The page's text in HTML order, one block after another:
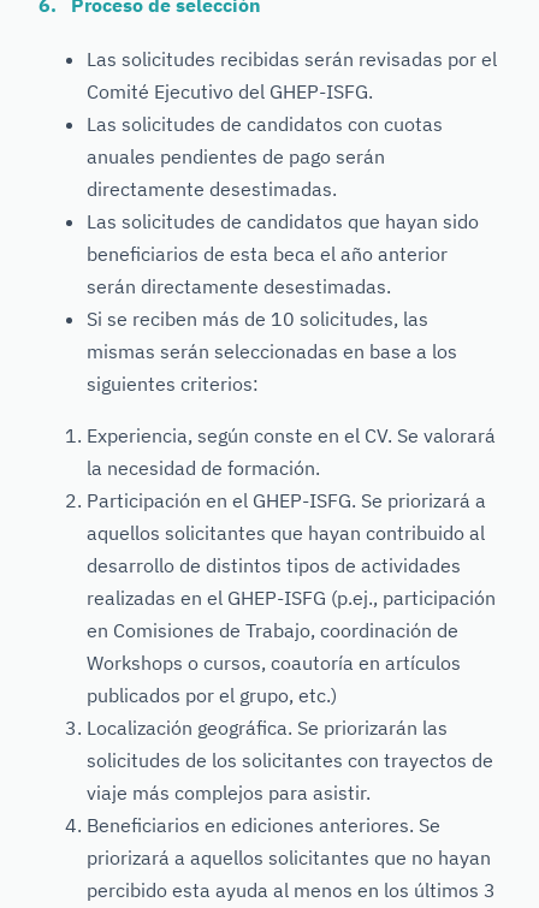
6. Proceso de selección
Las solicitudes recibidas serán revisadas por el
Comité Ejecutivo del GHEP-ISFG.
Las solicitudes de candidatos con cuotas
anuales pendientes de pago serán
directamente desestimadas.
Las solicitudes de candidatos que hayan sido
beneficiarios de esta beca el año anterior
serán directamente desestimadas.
Si se reciben más de 10 solicitudes, las
mismas serán seleccionadas en base a los
siguientes criterios:
Experiencia, según conste en el CV. Se valorará
la necesidad de formación.
Participación en el GHEP-ISFG. Se priorizará a
aquellos solicitantes que hayan contribuido al
desarrollo de distintos tipos de actividades
realizadas en el GHEP-ISFG (p.ej., participación
en Comisiones de Trabajo, coordinación de
Workshops o cursos, coautoría en artículos
publicados por el grupo, etc.)
Localización geográfica. Se priorizarán las
solicitudes de los solicitantes con trayectos de
viaje más complejos para asistir.
Beneficiarios en ediciones anteriores. Se
priorizará a aquellos solicitantes que no hayan
percibido esta ayuda al menos en los últimos 3